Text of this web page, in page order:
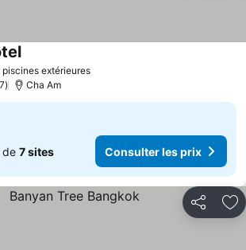
piscines extérieuresConsulter les prix
Consulter les prix
Cha Am
de 7 sites Consulter les prix
Partager